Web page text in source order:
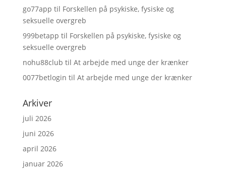
go77app til Forskellen på psykiske, fysiske og
seksuelle overgreb
999betapp til Forskellen på psykiske, fysiske og
seksuelle overgreb
nohu88club til At arbejde med unge der krænker
0077betlogin til At arbejde med unge der krænker
Arkiver
juli 2026
juni 2026
april 2026
januar 2026